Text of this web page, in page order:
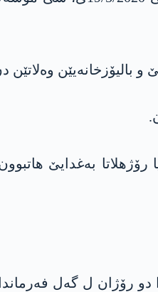
بالیۆزخانه‌یێن وه‌لاتێن
به‌غدایێ
رۆژان ل گه‌ل